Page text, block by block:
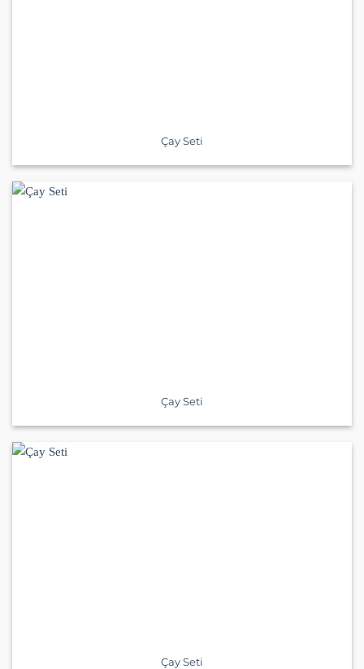
Çay Seti
Çay Seti
Çay Seti